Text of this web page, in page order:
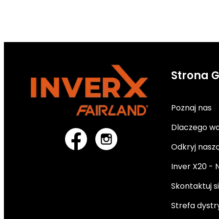
Strona
Poznaj nas
Dlaczego
Odkryj
Inver X20 -
Skontaktuj
Strefa